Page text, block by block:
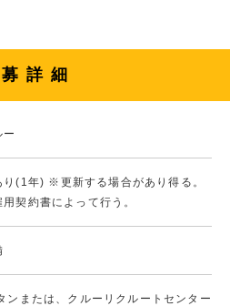
詳細
ー
り(1年) ※更新する場合があり得る。
契約書によって行う。
ンまたは、クルーリクルートセンター